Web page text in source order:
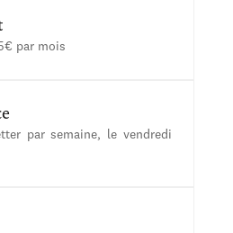
par mois
par semaine, le vendredi